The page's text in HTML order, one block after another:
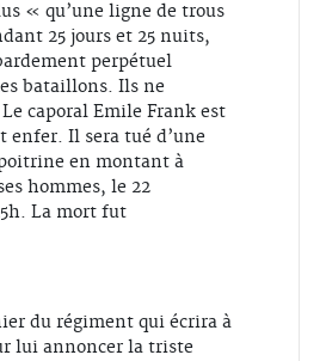
« qu’une ligne de trous
25 jours et 25 nuits,
perpétuel
bataillons. Ils ne
caporal Emile Frank est
enfer. Il sera tué d’une
en montant à
hommes, le 22
La mort fut
du régiment qui écrira à
lui annoncer la triste